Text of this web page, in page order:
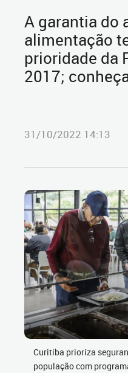
A garantia do
alimentação
prioridade da
2017;
31/10/2022 14:13
Curitiba prioriza
população com